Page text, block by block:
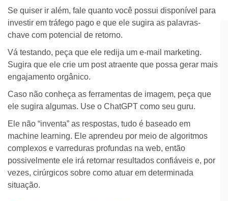
Se quiser ir além, fale quanto você possui disponível para
investir em tráfego pago e que ele sugira as palavras-
chave com potencial de retorno.
Vá testando, peça que ele redija um e-mail marketing.
Sugira que ele crie um post atraente que possa gerar mais
engajamento orgânico.
Caso não conheça as ferramentas de imagem, peça que
ele sugira algumas. Use o ChatGPT como seu guru.
Ele não “inventa” as respostas, tudo é baseado em
machine learning. Ele aprendeu por meio de algoritmos
complexos e varreduras profundas na web, então
possivelmente ele irá retornar resultados confiáveis e, por
vezes, cirúrgicos sobre como atuar em determinada
situação.